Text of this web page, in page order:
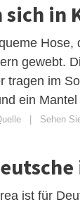
in
gewebt.
tragen im
ein Mantel
Sehen
ist für